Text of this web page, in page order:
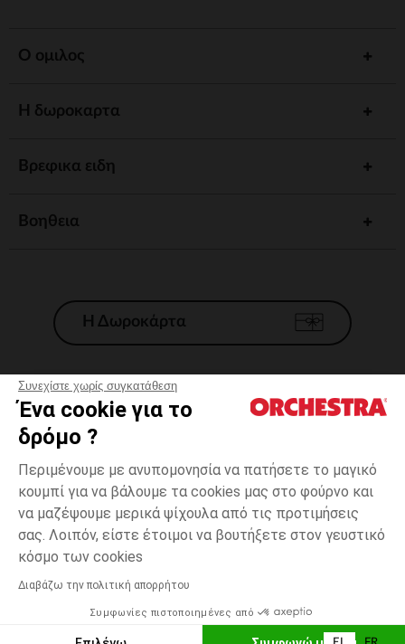
Συνεχίστε χωρίς συγκατάθεση
Ένα cookie για το
δρόμο ?
Περιμένουμε με ανυπομονησία να πατήσετε το μαγικό
κουμπί για να βάλουμε τα cookies μας στο φούρνο και
να μαζέψουμε μερικά ψίχουλα από τις προτιμήσεις
σας. Λοιπόν, είστε έτοιμοι να βουτήξετε στον γευστικό
κόσμο των cookies
Διαβάζω την πολιτική απορρήτου
Συμφωνίες πιστοποιημένες από
Γκρι
3
Δυνατότητα πληρωμής με
ΕΠΙΛΟΓΗ ΜΕΓΕΘΟΥΣ
Ο ομιλος
Η δωροκαρτα
Βρεφικα ειδη
Βοηθεια
Η Δωροκάρτα
Γενικοί 'Οροι Πώλησης
*Εμπορικες προσφορες
Προσωπικά δεδομένα
Διαχείρηση των cookies
Προσβασιμότητα: μη συμμορφούμενη
H Orchestra συμμετέχει στον κωδικά δεοντολογίας και στο σύστημα
μεσολάβησης της Γαλλικής Ομοσπονδίας Ηλεκτρονικού Εμπορίου.